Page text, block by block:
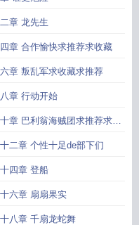
章 龙先生
章 合作愉快求推荐求收藏
章 叛乱军求收藏求推荐
章 行动开始
章 巴利翁海贼团求推荐求收
二章 个性十足de部下们
四章 登船
六章 扇扇果实
八章 千扇龙蛇舞